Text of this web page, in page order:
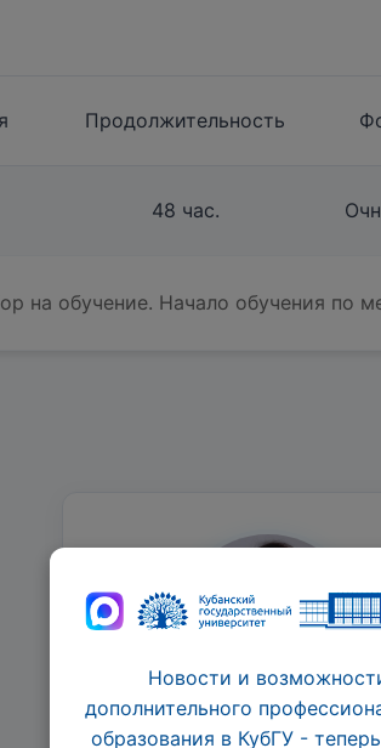
Продолжительность
48 час.
на обучение. Начало обучения по
Новости и
дополнительного
образования в КубГУ -